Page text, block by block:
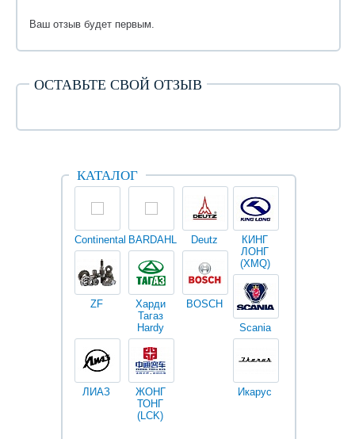
Ваш отзыв будет первым.
ОСТАВЬТЕ СВОЙ ОТЗЫВ
КАТАЛОГ
Continental BARDAHL Deutz
ZF
Харди
Тагаз
Hardy
BOSCH
ЛИАЗ
ЖОНГ
ТОНГ
(LCK)
КИНГ
ЛОНГ
(XMQ)
Scania
Икарус